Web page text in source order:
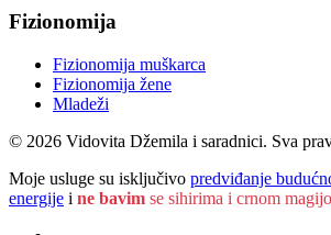
Fizionomija
Fizionomija muškarca
Fizionomija žene
Mladeži
© 2026 Vidovita Džemila i saradnici. Sva
Moje usluge su isključivo predviđanje
energije i ne bavim se sihirima i crnom